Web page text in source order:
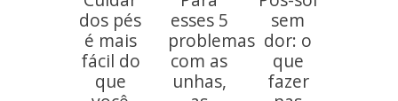
dos pés
é mais
fácil do
que
esses 5
problemas
com as
unhas,
sem
dor: o
que
fazer